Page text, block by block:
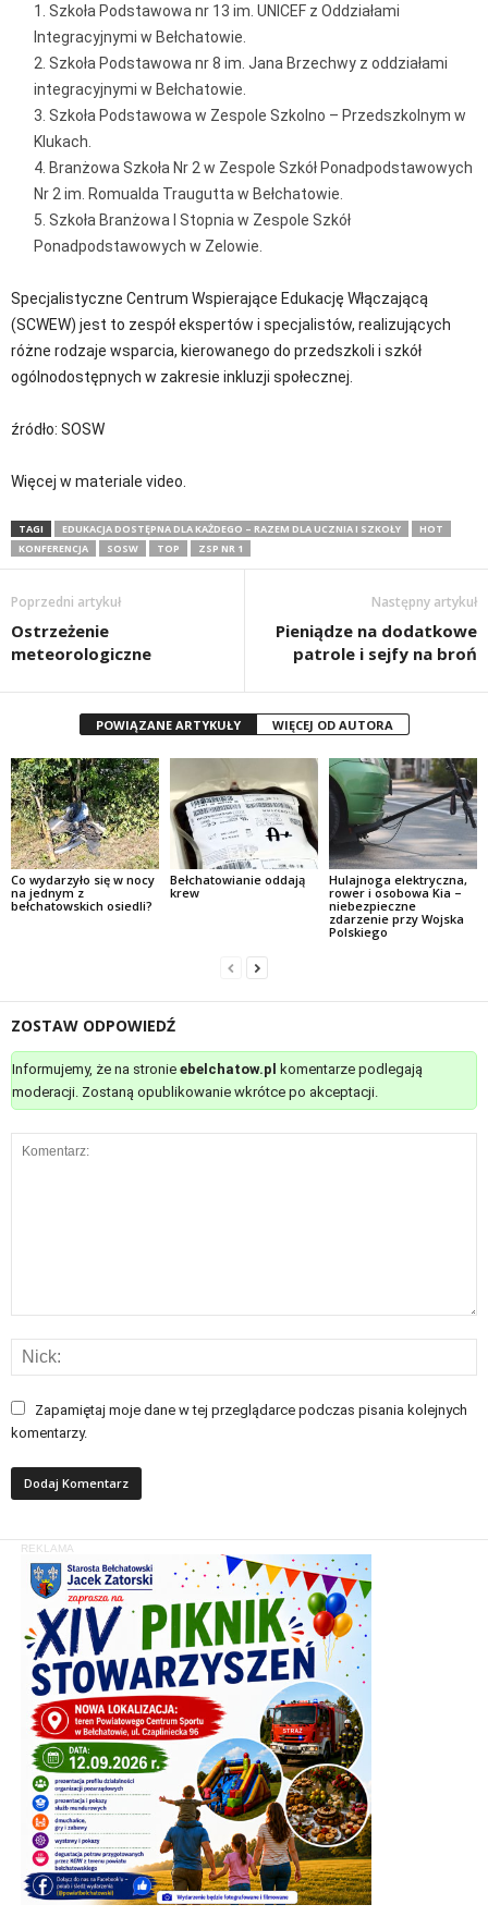
Szkoła Podstawowa nr 13 im. UNICEF z Oddziałami
Integracyjnymi w Bełchatowie.
Szkoła Podstawowa nr 8 im. Jana Brzechwy z oddziałami
integracyjnymi w Bełchatowie.
Szkoła Podstawowa w Zespole Szkolno – Przedszkolnym w
Klukach.
Branżowa Szkoła Nr 2 w Zespole Szkół Ponadpodstawowych
Nr 2 im. Romualda Traugutta w Bełchatowie.
Szkoła Branżowa I Stopnia w Zespole Szkół
Ponadpodstawowych w Zelowie.
Specjalistyczne Centrum Wspierające Edukację Włączającą
(SCWEW) jest to zespół ekspertów i specjalistów, realizujących
różne rodzaje wsparcia, kierowanego do przedszkoli i szkół
ogólnodostępnych w zakresie inkluzji społecznej.
źródło: SOSW
Więcej w materiale video.
TAGI EDUKACJA DOSTĘPNA DLA KAŻDEGO – RAZEM DLA UCZNIA I SZKOŁY
HOT
KONFERENCJA
SOSW TOP ZSP NR 1
Poprzedni artykuł
Ostrzeżenie
meteorologiczne
Następny artykuł
Pieniądze na dodatkowe
patrole i sejfy na broń
POWIĄZANE ARTYKUŁY WIĘCEJ OD AUTORA
Co wydarzyło się w nocy
na jednym z
bełchatowskich osiedli?
Bełchatowianie oddają
krew
Hulajnoga elektryczna,
rower i osobowa Kia –
niebezpieczne
zdarzenie przy Wojska
Polskiego
ZOSTAW ODPOWIEDŹ
Informujemy, że na stronie ebelchatow.pl
komentarze podlegają
moderacji. Zostaną opublikowanie wkrótce po akceptacji.
Zapamiętaj moje dane w tej przeglądarce podczas pisania kolejnych
komentarzy.
REKLAMA